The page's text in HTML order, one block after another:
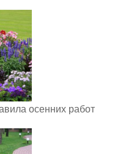
осенних работ